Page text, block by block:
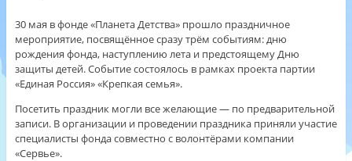
30 мая в фонде «Планета Детства» прошло праздничное
мероприятие, посвящённое сразу трём событиям: дню
рождения фонда, наступлению лета и предстоящему Дню
защиты детей. Событие состоялось в рамках проекта партии
«Единая Россия» «Крепкая семья».
Посетить праздник могли все желающие — по предварительной
записи. В организации и проведении праздника приняли участие
специалисты фонда совместно с волонтёрами компании
«Сервье».